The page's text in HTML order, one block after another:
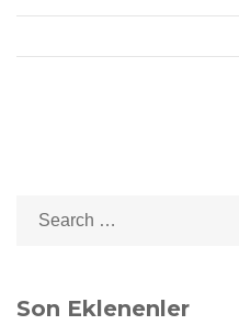
Son Eklenenler